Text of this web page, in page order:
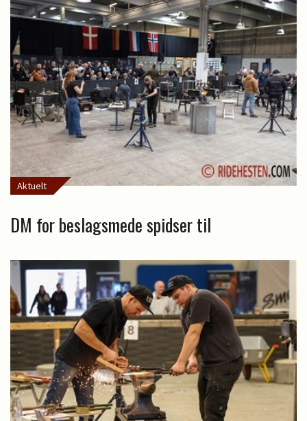
Aktuelt
DM for beslagsmede spidser til